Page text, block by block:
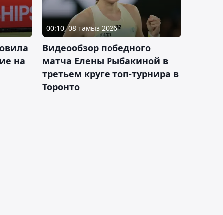
на
00:10, 08 тамыз 2026
Видеообзор победного
матча Елены Рыбакиной в
третьем круге топ-турнира в
Торонто